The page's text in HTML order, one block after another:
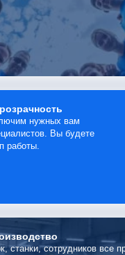
нужных вам
Вы будете
работы.
станки, сотрудников все